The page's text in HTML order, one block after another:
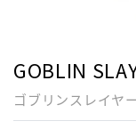
GOBLIN
ゴブリンスレイヤ